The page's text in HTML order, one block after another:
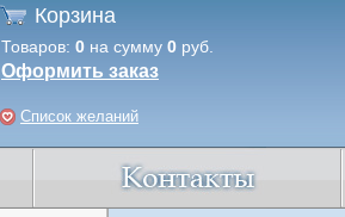
Корзина
Товаров: 0 на сумму 0 руб.
Оформить заказ
Список желаний